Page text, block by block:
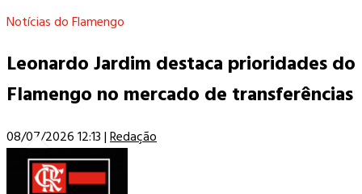
Notícias do Flamengo
Leonardo Jardim destaca prioridades do
Flamengo no mercado de transferências
08/07/2026 12:13|Redação